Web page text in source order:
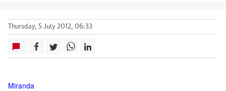
Thursday, 5 July 2012, 06:33
Miranda